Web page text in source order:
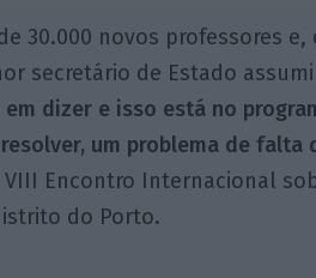
30.000 novos professores e,
secretário de Estado
dizer e isso está no
um problema de falta
VIII Encontro Internacional
do Porto.